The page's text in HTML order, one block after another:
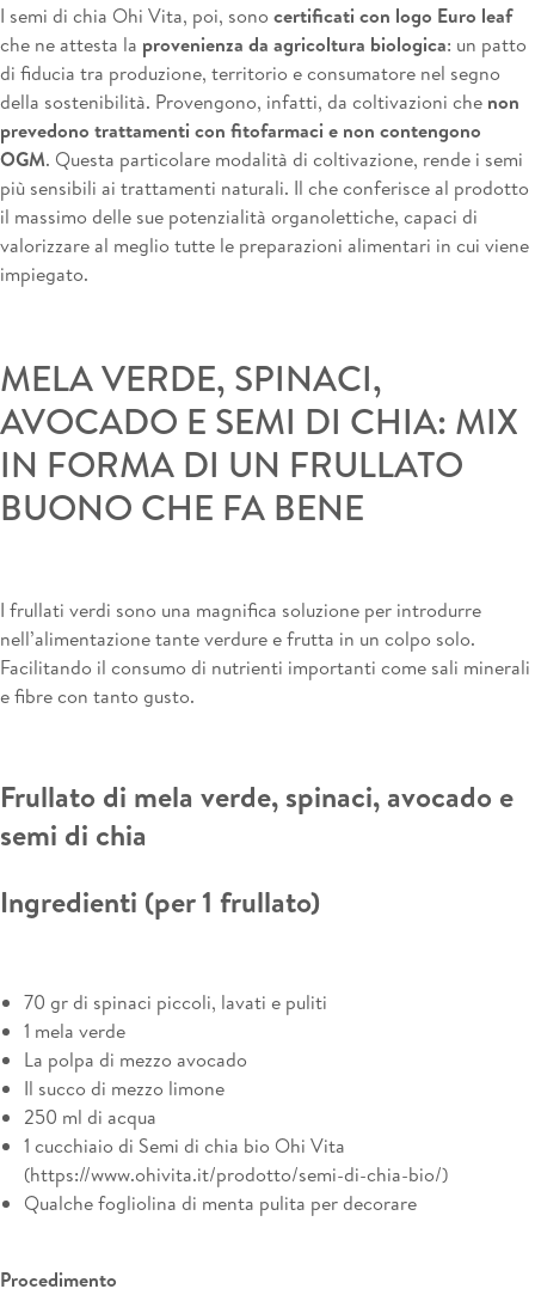
I semi di chia Ohi Vita, poi, sono certificati con logo Euro leaf
che ne attesta la provenienza da agricoltura biologica: un patto
di fiducia tra produzione, territorio e consumatore nel segno
della sostenibilità. Provengono, infatti, da coltivazioni che non
prevedono trattamenti con fitofarmaci e non contengono
OGM. Questa particolare modalità di coltivazione, rende i semi
più sensibili ai trattamenti naturali. Il che conferisce al prodotto
il massimo delle sue potenzialità organolettiche, capaci di
valorizzare al meglio tutte le preparazioni alimentari in cui viene
impiegato.
MELA VERDE, SPINACI,
AVOCADO E SEMI DI CHIA: MIX
IN FORMA DI UN FRULLATO
BUONO CHE FA BENE
I frullati verdi sono una magnifica soluzione per introdurre
nell’alimentazione tante verdure e frutta in un colpo solo.
Facilitando il consumo di nutrienti importanti come sali minerali
e fibre con tanto gusto.
Frullato di mela verde, spinaci, avocado e
semi di chia
Ingredienti (per 1 frullato)
70 gr di spinaci piccoli, lavati e puliti
1 mela verde
La polpa di mezzo avocado
Il succo di mezzo limone
250 ml di acqua
1 cucchiaio di Semi di chia bio Ohi Vita
(https://www.ohivita.it/prodotto/semi-di-chia-bio/)
Qualche fogliolina di menta pulita per decorare
Procedimento